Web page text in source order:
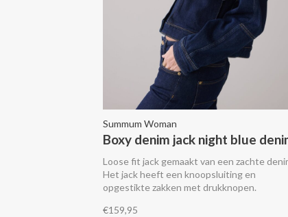
Summum Woman
Boxy denim jack night blue
Loose fit jack gemaakt van een zachte
Het jack heeft een knoopsluiting en
opgestikte zakken met drukknopen.
€159,95